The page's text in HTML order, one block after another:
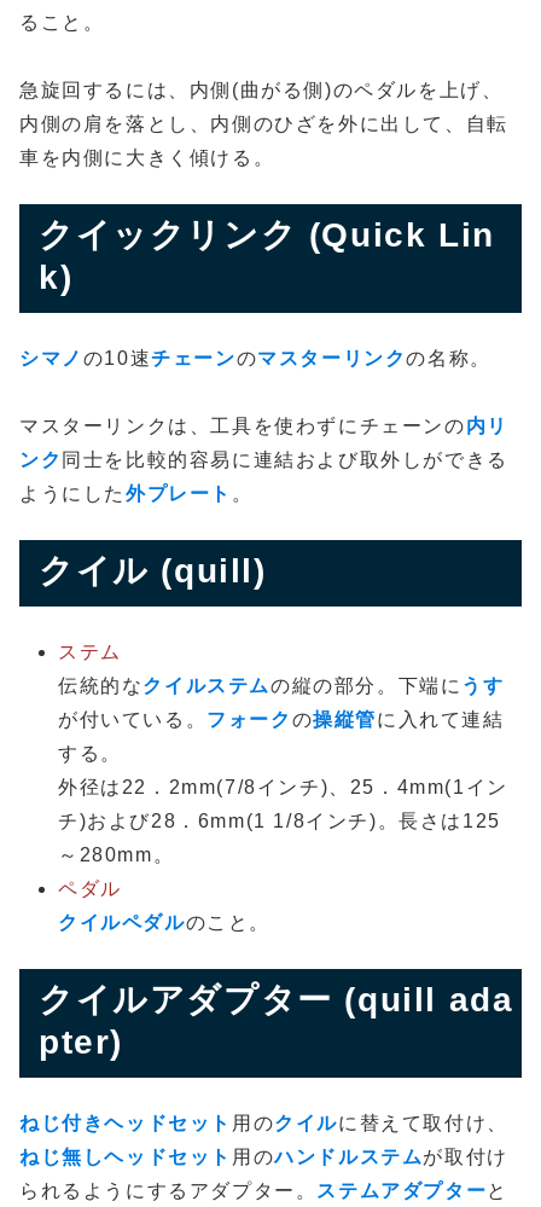
ること。
急旋回するには、内側(曲がる側)のペダルを上げ、
内側の肩を落とし、内側のひざを外に出して、自転
車を内側に大きく傾ける。
クイックリンク (Quick Lin
k)
シマノ の10速チェーンのマスターリンクの名称。
マスターリンクは、工具を使わずにチェーンの内リ
ンク 同士を比較的容易に連結および取外しができる
ようにした 外プレート 。
クイル (quill)
ステム
伝統的なクイルステムの縦の部分。下端に うす
が付いている。 フォーク の操縦管に入れて連結
する。
外径は22．2mm(7/8インチ)、25．4mm(1イン
チ)および28．6mm(1 1/8インチ)。長さは125
～280mm。
ペダル
クイルペダルのこと。
クイルアダプター (quill ada
pter)
ねじ付きヘッドセット 用のクイルに替えて取付け、
ねじ無しヘッドセット 用のハンドルステムが取付け
られるようにするアダプター。 ステムアダプターと